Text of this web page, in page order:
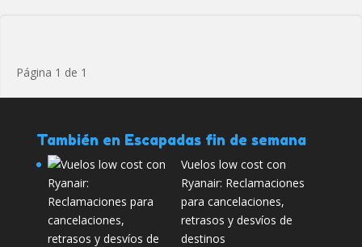
Página 1 de 1
También en Escapadas fin de semana
Vuelos low cost con
Ryanair: Reclamaciones
para cancelaciones,
retrasos y desvíos de
destinos